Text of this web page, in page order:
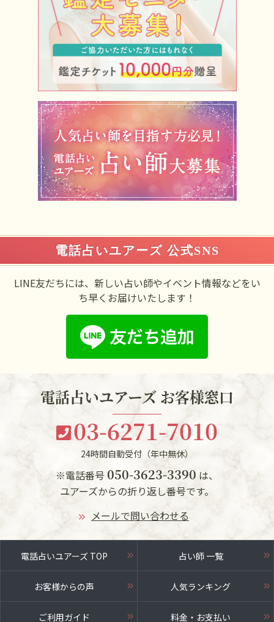
電話占いユアーズ 公式SNS
LINE友だちには、新しい占い師やイベント情報などをい
ち早くお届けいたします！
電話占いユアーズ お客様窓口
03-6271-7010
24時間自動受付（年中無休）
※電話番号 050-3623-3390 は、
ユアーズからの折り返し番号です。
メールで問い合わせる
電話占いユアーズ TOP 占い師 一覧
お客様からの声 人気ランキング
ご利用ガイド 料金・お支払い